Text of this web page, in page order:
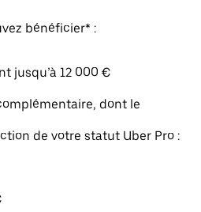
bénéficier* :
jusqu’à 12 000 €
dont le
de votre statut Uber Pro :